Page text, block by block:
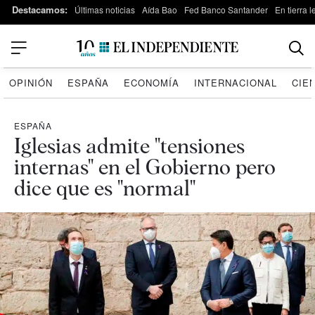
Destacamos: Últimas noticias Aída Bao Fed Banco Santander En tierra
OPINIÓN ESPAÑA ECONOMÍA INTERNACIONAL
ESPAÑA
Iglesias admite "tensiones
internas" en el Gobierno pero
dice que es "normal"